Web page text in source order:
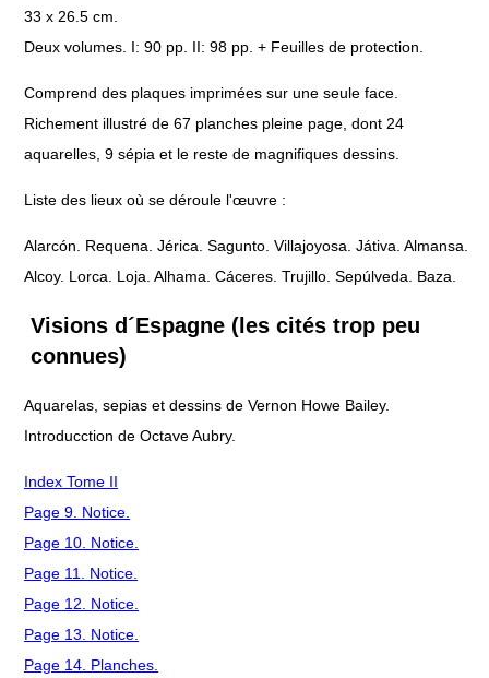
33 x 26.5 cm.
Deux volumes. I: 90 pp. II: 98 pp. + Feuilles de protection.
Comprend des plaques imprimées sur une seule face.
Richement illustré de 67 planches pleine page, dont 24
aquarelles, 9 sépia et le reste de magnifiques dessins.
Liste des lieux où se déroule l'œuvre :
Alarcón. Requena. Jérica. Sagunto. Villajoyosa. Játiva. Almansa.
Alcoy. Lorca. Loja. Alhama. Cáceres. Trujillo. Sepúlveda. Baza.
Visions d´Espagne (les cités trop peu
connues)
Aquarelas, sepias et dessins de Vernon Howe Bailey.
Introducction de Octave Aubry.
Index Tome II
Page 9. Notice.
Page 10. Notice.
Page 11. Notice.
Page 12. Notice.
Page 13. Notice.
Page 14. Planches.